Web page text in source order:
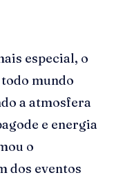
especial, o
mundo
a atmosfera
e energia
o
dos eventos